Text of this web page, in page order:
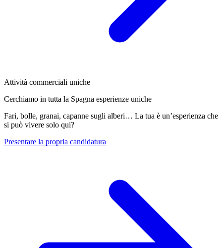
Attività commerciali uniche
Cerchiamo in tutta la Spagna esperienze uniche
Fari, bolle, granai, capanne sugli alberi… La tua è un’esperienza che
si può vivere solo qui?
Presentare la propria candidatura